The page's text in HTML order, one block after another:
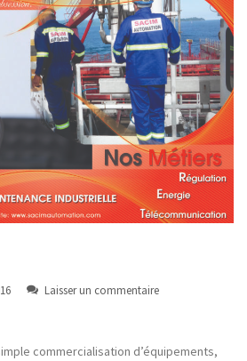
Laisser un commentaire
commercialisation d’équipements,